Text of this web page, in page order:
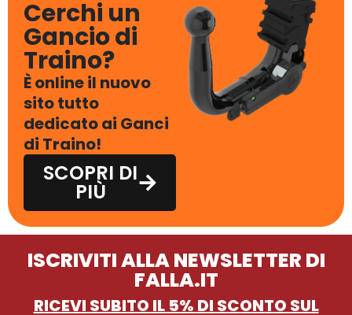
Cerchi un
Gancio di
Traino?
È online il nuovo
sito tutto
dedicato ai Ganci
di Traino!
SCOPRI DI
PIÙ
ISCRIVITI ALLA NEWSLETTER DI
FALLA.IT
RICEVI SUBITO IL 5% DI SCONTO SUL